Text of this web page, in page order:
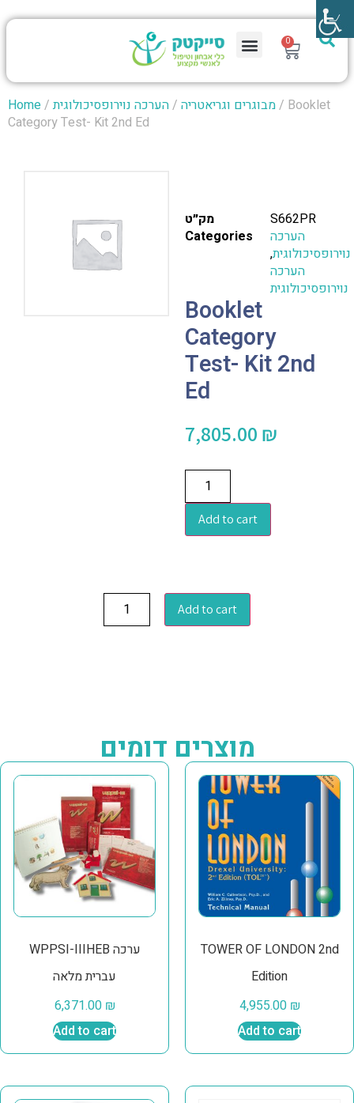
0
Home/ מבוגרים וגריאטריה /הערכה נוירופסיכולוגית
/ Booklet
Category Test- Kit 2nd Ed
מק״ט
S662PR
Categories
הערכה
נוירופסיכולוגית,
הערכה
נוירופסיכולוגית
Booklet
Category
Test- Kit 2nd
Ed
7,805.00 ₪
Add to cart
Add to cart
מוצרים דומים
WPPSI-IIIHEB ערכה
עברית מלאה
6,371.00 ₪
Add to cart
TOWER OF LONDON 2nd
Edition
4,955.00 ₪
Add to cart